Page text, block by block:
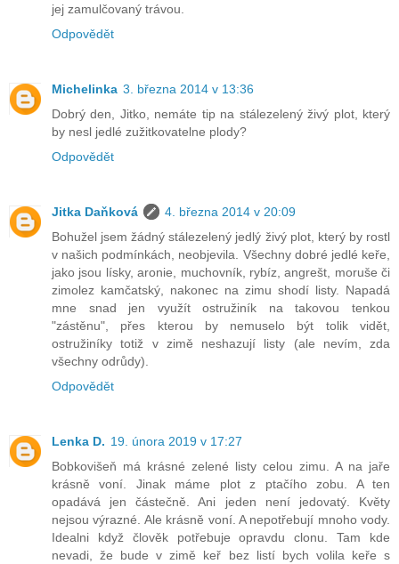
jej zamulčovaný trávou.
Odpovědět
Michelinka 3. března 2014 v 13:36
Dobrý den, Jitko, nemáte tip na stálezelený živý plot, který
by nesl jedlé zužitkovatelne plody?
Odpovědět
Jitka Daňková
4. března 2014 v 20:09
Bohužel jsem žádný stálezelený jedlý živý plot, který by rostl
v našich podmínkách, neobjevila. Všechny dobré jedlé keře,
jako jsou lísky, aronie, muchovník, rybíz, angrešt, moruše či
zimolez kamčatský, nakonec na zimu shodí listy. Napadá
mne snad jen využít ostružiník na takovou tenkou
"zástěnu", přes kterou by nemuselo být tolik vidět,
ostružiníky totiž v zimě neshazují listy (ale nevím, zda
všechny odrůdy).
Odpovědět
Lenka D. 19. února 2019 v 17:27
Bobkovišeň má krásné zelené listy celou zimu. A na jaře
krásně voní. Jinak máme plot z ptačího zobu. A ten
opadává jen částečně. Ani jeden není jedovatý. Květy
nejsou výrazné. Ale krásně voní. A nepotřebují mnoho vody.
Idealni když člověk potřebuje opravdu clonu. Tam kde
nevadi, že bude v zimě keř bez listí bych volila keře s